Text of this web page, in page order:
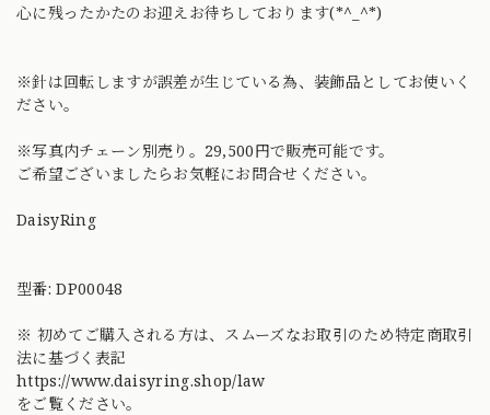
心に残ったかたのお迎えお待ちしております(*^_^*)
※針は回転しますが誤差が生じている為、装飾品としてお使いく
ださい。
※写真内チェーン別売り。29,500円で販売可能です。
ご希望ございましたらお気軽にお問合せください。
DaisyRing
型番: DP00048
※ 初めてご購入される方は、スムーズなお取引のため特定商取引
法に基づく表記
https://www.daisyring.shop/law
をご覧ください。